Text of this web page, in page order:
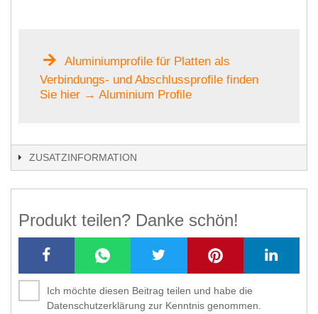
Aluminiumprofile für Platten als
Verbindungs- und Abschlussprofile finden
Sie hier → Aluminium Profile
ZUSATZINFORMATION
Produkt teilen? Danke schön!
Ich möchte diesen Beitrag teilen und habe die
Datenschutzerklärung zur Kenntnis genommen.